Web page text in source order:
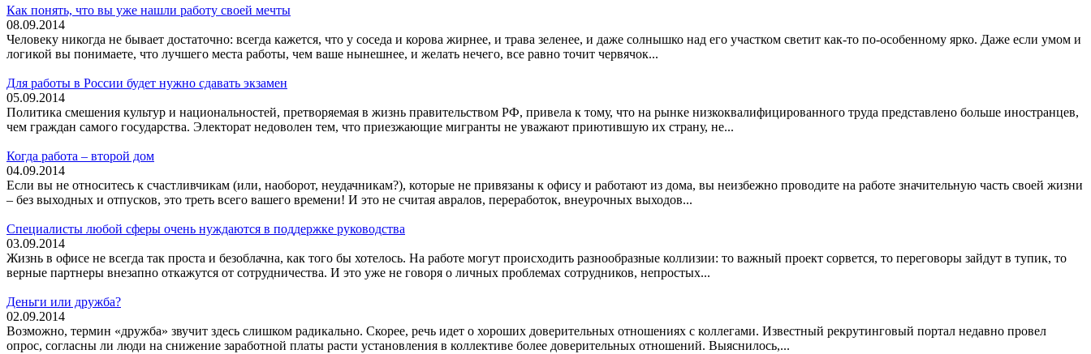
Как понять, что вы уже нашли работу своей мечты
08.09.2014
Человеку никогда не бывает достаточно: всегда кажется, что у соседа и корова жирнее, и трава зеленее, и даже солнышко над его участком светит как-то по-особенному ярко. Даже если умом и
логикой вы понимаете, что лучшего места работы, чем ваше нынешнее, и желать нечего, все равно точит червячок...
Для работы в России будет нужно сдавать экзамен
05.09.2014
Политика смешения культур и национальностей, претворяемая в жизнь правительством РФ, привела к тому, что на рынке низкоквалифицированного труда представлено больше иностранцев,
чем граждан самого государства. Электорат недоволен тем, что приезжающие мигранты не уважают приютившую их страну, не...
Когда работа – второй дом
04.09.2014
Если вы не относитесь к счастливчикам (или, наоборот, неудачникам?), которые не привязаны к офису и работают из дома, вы неизбежно проводите на работе значительную часть своей жизни
– без выходных и отпусков, это треть всего вашего времени! И это не считая авралов, переработок, внеурочных выходов...
Специалисты любой сферы очень нуждаются в поддержке руководства
03.09.2014
Жизнь в офисе не всегда так проста и безоблачна, как того бы хотелось. На работе могут происходить разнообразные коллизии: то важный проект сорвется, то переговоры зайдут в тупик, то
верные партнеры внезапно откажутся от сотрудничества. И это уже не говоря о личных проблемах сотрудников, непростых...
Деньги или дружба?
02.09.2014
Возможно, термин «дружба» звучит здесь слишком радикально. Скорее, речь идет о хороших доверительных отношениях с коллегами. Известный рекрутинговый портал недавно провел
опрос, согласны ли люди на снижение заработной платы расти установления в коллективе более доверительных отношений. Выяснилось,...